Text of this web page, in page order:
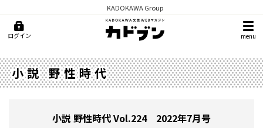
KADOKAWA Group
ログイン menu
小説 野性時代
小説 野性時代Vol.224 2022年7月号